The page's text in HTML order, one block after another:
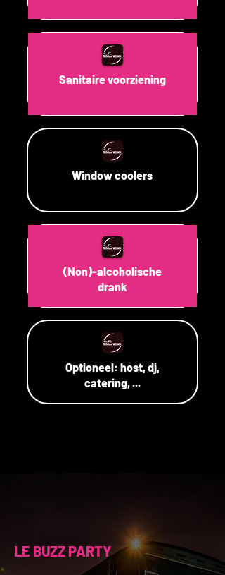
Sanitaire voorziening
Window coolers
(Non)-alcoholische
drank
Optioneel: host, dj,
catering, ...
LE BUZZ PARTY